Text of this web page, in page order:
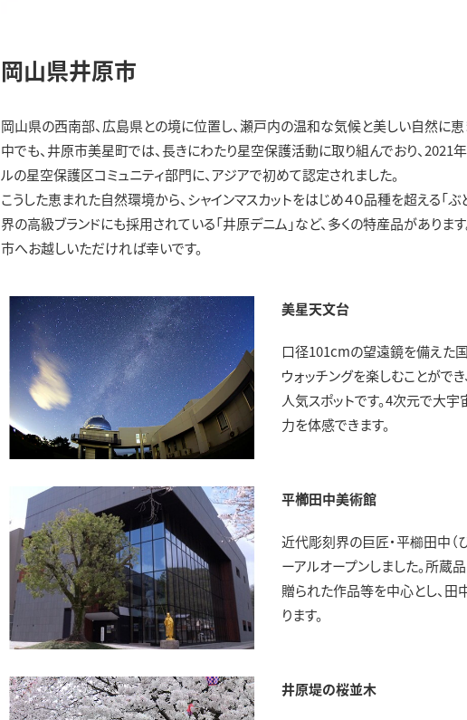
岡山県井原市
岡山県の西南部、広島県との境に位置し、瀬戸内の温和な気候と美しい自然に恵
中でも、井原市美星町では、長きにわたり星空保護活動に取り組んでおり、
ルの星空保護区コミュニティ部門に、アジアで初めて認定されました。
こうした恵まれた自然環境から、シャインマスカットをはじめ４０品種を超える「
界の高級ブランドにも採用されている「井原デニム」など、多くの特産品がありま
市へお越しいただければ幸いです。
美星天文台
口径101cmの望遠鏡を備えた
ウォッチングを楽しむことがで
人気スポットです。4次元で大
力を体感できます。
平櫛田中美術館
近代彫刻界の巨匠・平櫛田中（
ーアルオープンしました。所
贈られた作品等を中心とし、
ります。
井原堤の桜並木